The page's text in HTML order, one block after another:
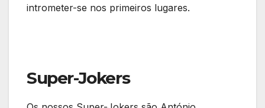
intrometer-se nos primeiros lugares.
Super-Jokers